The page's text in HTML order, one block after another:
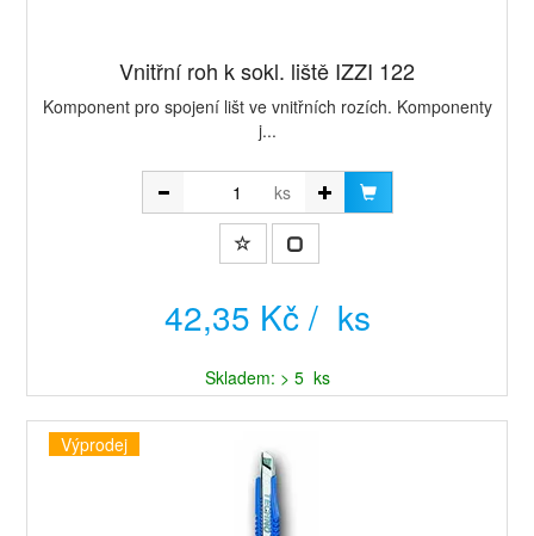
Vnitřní roh k sokl. liště IZZI 122
Komponent pro spojení lišt ve vnitřních rozích. Komponenty
j...
ks
42,35 Kč / ks
Skladem: > 5 ks
Výprodej